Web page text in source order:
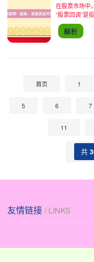
在股票市场中
“股票回调”是
是资深交易
暂时调整还
从回调趋势
决策质量。
解析
首页 1
5 6 7
11
共
友情链接 / LINKS